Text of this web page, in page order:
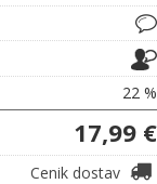
22 %
17,99 €
Cenik dostav